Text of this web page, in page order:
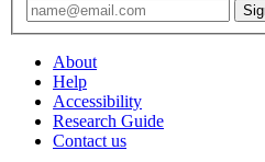
About
Help
Accessibility
Research Guide
Contact us